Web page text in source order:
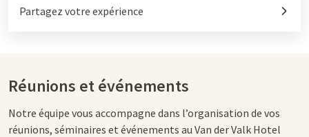
Partagez votre expérience
Réunions et événements
Notre équipe vous accompagne dans l’organisation de vos
réunions, séminaires et événements au Van der Valk Hotel